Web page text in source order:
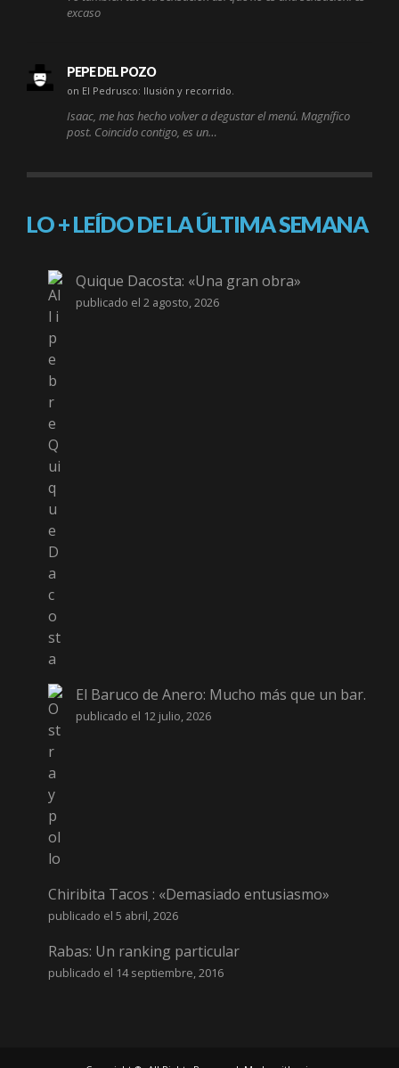
excaso
PEPE DEL POZO
on El Pedrusco: Ilusión y recorrido.
Isaac, me has hecho volver a degustar el menú. Magnífico
post. Coincido contigo, es un…
LO + LEÍDO DE LA ÚLTIMA SEMANA
Quique Dacosta: «Una gran obra»
publicado el 2 agosto, 2026
El Baruco de Anero: Mucho más que un bar.
publicado el 12 julio, 2026
Chiribita Tacos : «Demasiado entusiasmo»
publicado el 5 abril, 2026
Rabas: Un ranking particular
publicado el 14 septiembre, 2016